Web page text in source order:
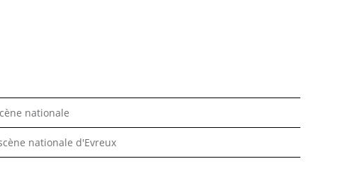
nationale
nationale d'Evreux